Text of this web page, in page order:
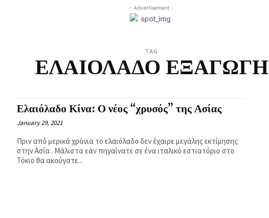
- Advertisement -
TAG
ΕΛΑΙΟΛΑΔΟ ΕΞΑΓΩΓΗ
Ελαιόλαδο Κίνα: Ο νέος “χρυσός” της Ασίας
January 29, 2021
Πριν από μερικά χρόνια το ελαιόλαδο δεν έχαιρε μεγάλης εκτίμησης
στην Ασία . Μάλιστα εάν πηγαίνατε σε ένα ιταλικό εστιατόριο στο
Τόκιο θα ακούγατε...